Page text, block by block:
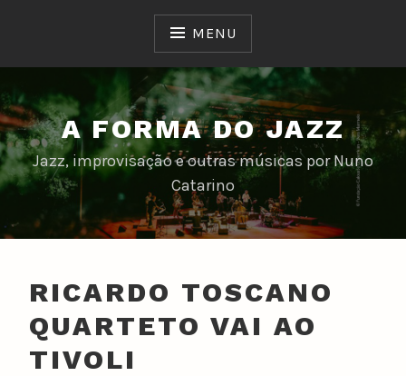
MENU
A FORMA DO JAZZ
Jazz, improvisação e outras músicas por Nuno
Catarino
RICARDO TOSCANO
QUARTETO VAI AO
TIVOLI